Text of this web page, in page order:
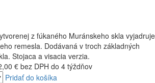
z fúkaného Muránskeho skla vyjadruje
remesla. Dodávaná v troch základných
Stojaca a visacia verzia.
€ bez DPH do 4 týždňov
Pridať do košíka